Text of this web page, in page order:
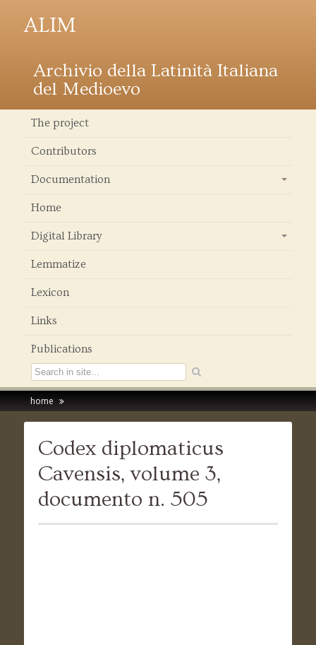
ALIM
Archivio della Latinità Italiana
del Medioevo
The project
Contributors
Documentation
Home
Digital Library
Lemmatize
Lexicon
Links
Publications
home
Codex diplomaticus
Cavensis, volume 3,
documento n. 505